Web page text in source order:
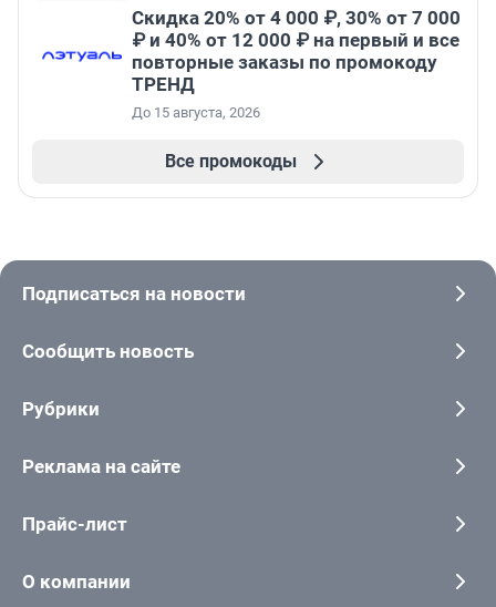
Скидка 20% от 4 000 ₽, 30% от 7 000
₽ и 40% от 12 000 ₽ на первый и все
повторные заказы по промокоду
ТРЕНД
До 15 августа, 2026
Все промокоды
Подписаться на новости
Сообщить новость
Рубрики
Реклама на сайте
Прайс-лист
О компании